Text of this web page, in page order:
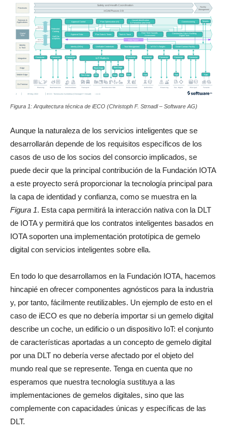
Figura 1: Arquitectura técnica de iECO (Christoph F. Strnadl – Software AG)
Aunque la naturaleza de los servicios inteligentes que se
desarrollarán depende de los requisitos específicos de los
casos de uso de los socios del consorcio implicados, se
puede decir que la principal contribución de la Fundación IOTA
a este proyecto será proporcionar la tecnología principal para
la capa de identidad y confianza, como se muestra en la
Figura 1. Esta capa permitirá la interacción nativa con la DLT
de IOTA y permitirá que los contratos inteligentes basados en
IOTA soporten una implementación prototípica de gemelo
digital con servicios inteligentes sobre ella.
En todo lo que desarrollamos en la Fundación IOTA, hacemos
hincapié en ofrecer componentes agnósticos para la industria
y, por tanto, fácilmente reutilizables. Un ejemplo de esto en el
caso de iECO es que no debería importar si un gemelo digital
describe un coche, un edificio o un dispositivo IoT: el conjunto
de características aportadas a un concepto de gemelo digital
por una DLT no debería verse afectado por el objeto del
mundo real que se represente. Tenga en cuenta que no
esperamos que nuestra tecnología sustituya a las
implementaciones de gemelos digitales, sino que las
complemente con capacidades únicas y específicas de las
DLT.